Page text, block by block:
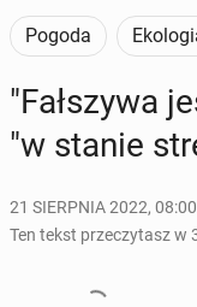
Pogoda
"Fał­szy­wa
"w stanie
21 SIERPNIA 2022, 08:00
Ten tekst przeczytasz w